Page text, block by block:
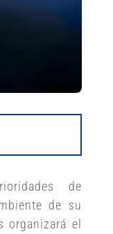
de
de su
organizará el